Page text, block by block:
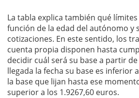
La tabla explica también qué
función de la edad del autónomo y
cotizaciones. En este sentido, los
cuenta propia disponen hasta
decidir cuál será su base a partir
llegada la fecha su base es inferior
la base que lijan hasta ese
superior a los 1.9267,60 euros.